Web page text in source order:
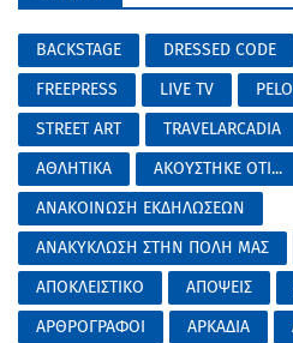
BACKSTAGE DRESSED CODE
FREEPRESS
LIVE TV
STREET ART
TRAVELARCADIA
ΑΘΛΗΤΙΚΑ
ΑΚΟΥΣΤΗΚΕ ΟΤΙ...
ΑΝΑΚΟΙΝΩΣΗ ΕΚΔΗΛΩΣΕΩΝ
ΑΝΑΚΥΚΛΩΣΗ ΣΤΗΝ ΠΟΛΗ ΜΑΣ
ΑΠΟΚΛΕΙΣΤΙΚΟ
ΑΠΟΨΕΙΣ
ΑΡΘΡΟΓΡΑΦΟΙ
ΑΡΚΑΔΙΑ